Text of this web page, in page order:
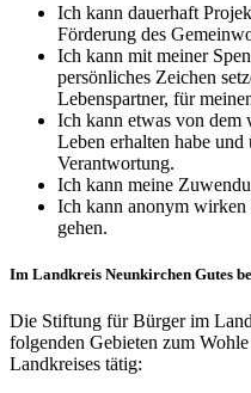
Ich kann dauerhaft
Förderung des
Ich kann mit meiner
persönliches Zeichen
Lebenspartner, für
Ich kann etwas von dem
Leben erhalten habe und
Verantwortung.
Ich kann meine
Ich kann anonym
gehen.
Im Landkreis Neunkirchen Gutes
Die Stiftung für Bürger im
folgenden Gebieten zum
Landkreises tätig: